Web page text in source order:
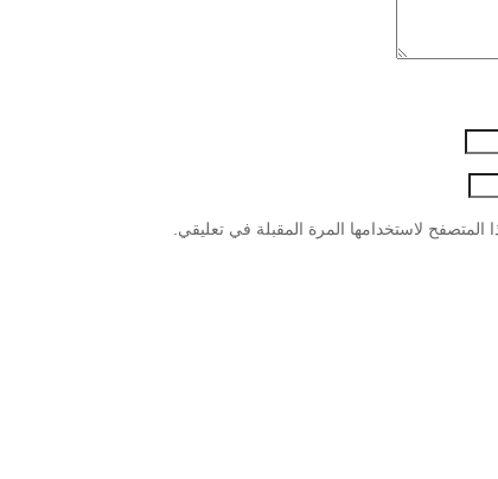
لاستخدامها المرة المقبلة في تعليقي.